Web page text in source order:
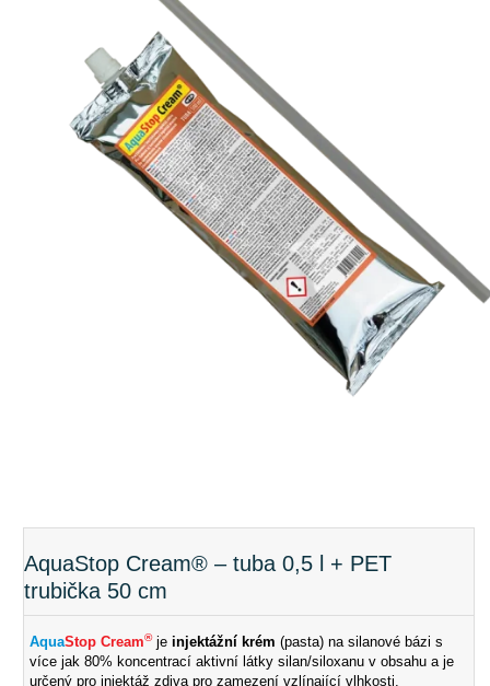
AquaStop Cream® – tuba 0,5 l + PET
trubička 50 cm
AquaStop Cream®je injektážní krém (pasta) na silanové bázi s
více jak 80% koncentrací aktivní látky silan/siloxanu v obsahu a je
určený pro injektáž zdiva pro zamezení vzlínající vlhkosti.